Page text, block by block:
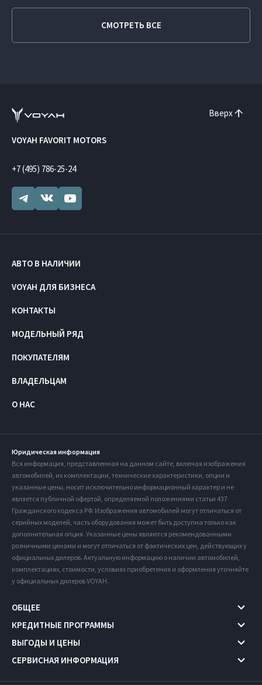
СМОТРЕТЬ ВСЕ
Вверх
VOYAH FAVORIT MOTORS
+7 (495) 786-25-24
АВТО В НАЛИЧИИ
VOYAH ДЛЯ БИЗНЕСА
КОНТАКТЫ
МОДЕЛЬНЫЙ РЯД
ПОКУПАТЕЛЯМ
ВЛАДЕЛЬЦАМ
О НАС
Юридическая информация
Вся информация, представленная на данном сайте, включая изображения
автомобилей, их комплектации, технические характеристики, опции и
указанные цены, носит исключительно информационный характер и не
является публичной офертой, определяемой положениями статьи 437
Гражданского кодекса РФ. Изображения автомобилей могут отличаться от
серийных моделей, часть оборудования может быть доступна только как
дополнительная опция. Указанные цены являются рекомендованными
розничными ценами и могут отличаться от фактических цен, действующих у
официальных дилеров. Актуальную информацию о наличии автомобилей,
комплектациях, стоимости, условиях приобретения и оформления уточняйте
у официальных дилеров VOYAH.
ОБЩЕЕ
КРЕДИТНЫЕ ПРОГРАММЫ
ВЫГОДЫ И ЦЕНЫ
СЕРВИСНАЯ ИНФОРМАЦИЯ